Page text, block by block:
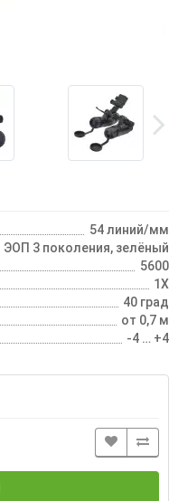
54 линий/мм
ЭОП 3 поколения, зелёный
5600
1Х
40 град
от 0,7 м
-4 … +4